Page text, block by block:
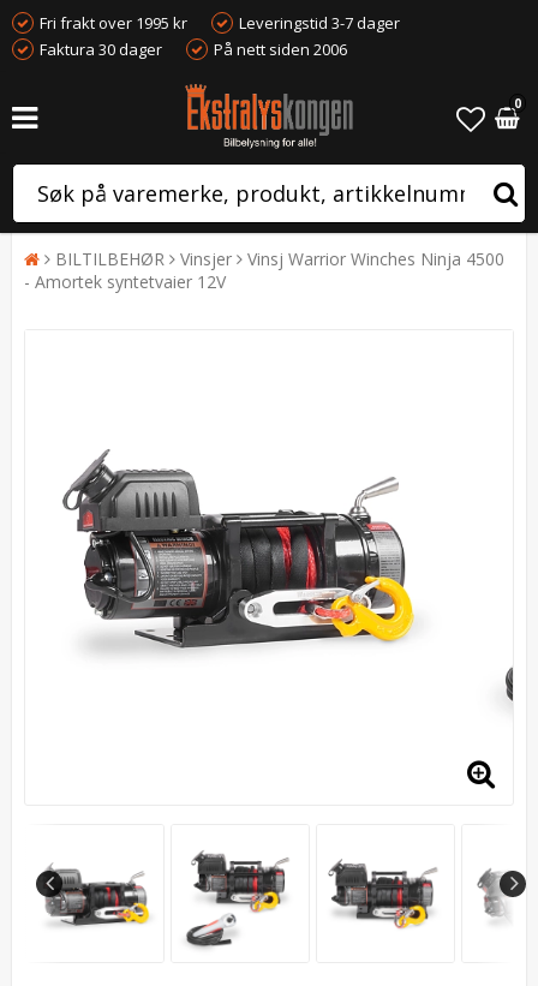
Fri frakt over 1995 kr
Leveringstid 3-7 dager
Faktura 30 dager
På nett siden 2006
0
BILTILBEHØR Vinsjer
Vinsj Warrior Winches Ninja 4500
- Amortek syntetvaier 12V